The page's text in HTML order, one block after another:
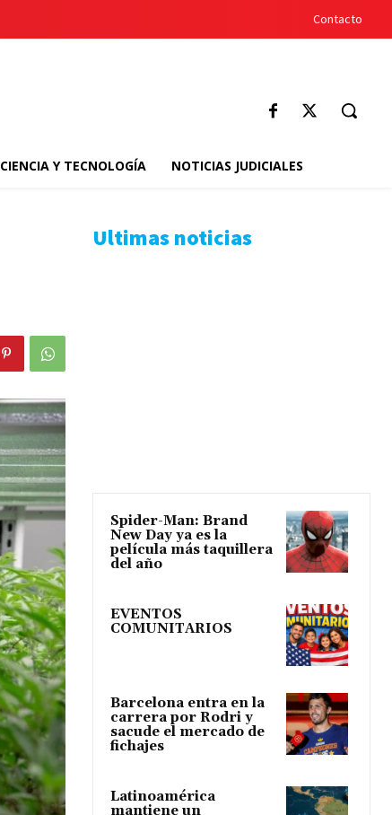
Contacto
CIENCIA Y TECNOLOGÍA NOTICIAS JUDICIALES
Ultimas noticias
Spider-Man: Brand
New Day ya es la
película más taquillera
del año
EVENTOS
COMUNITARIOS
Barcelona entra en la
carrera por Rodri y
sacude el mercado de
fichajes
Latinoamérica
mantiene un